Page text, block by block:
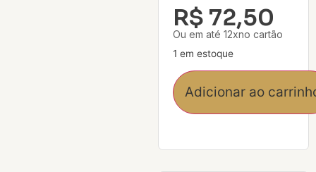
R$ 72,50
Ou em até 12xno cartão
1 em estoque
Adicionar ao